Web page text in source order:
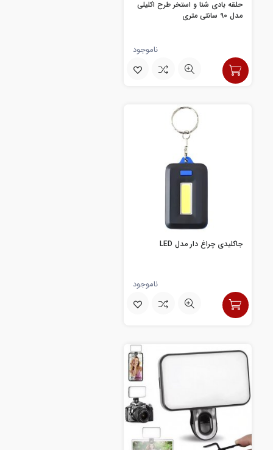
حلقه بادی شنا و استخر طرح اکلیلی
مدل 90 سانتی متری
ناموجود
جاکلیدی چراغ دار مدل LED
ناموجود